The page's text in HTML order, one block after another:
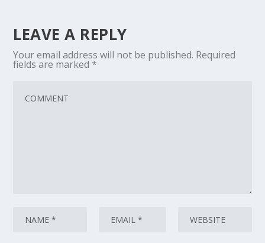
LEAVE A REPLY
Your email address will not be published. Required
fields are marked *